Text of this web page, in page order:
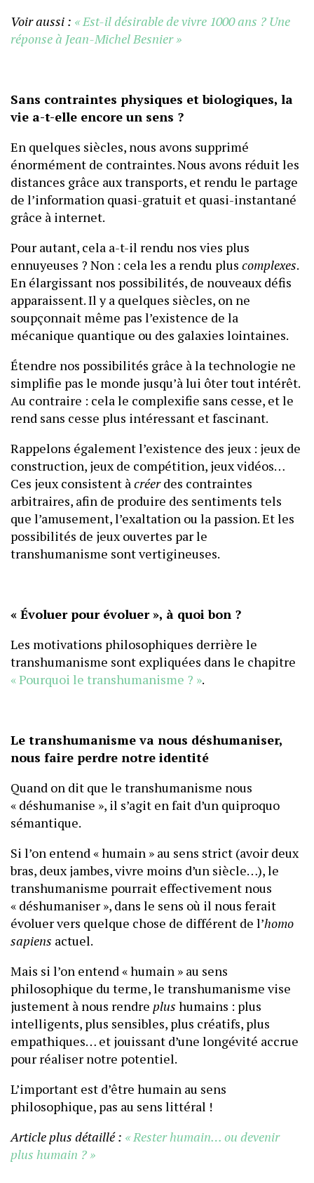
Voir aussi : « Est-il désirable de vivre 1000 ans ? Une
réponse à Jean-Michel Besnier »
Sans contraintes physiques et biologiques, la
vie a-t-elle encore un sens ?
En quelques siècles, nous avons supprimé
énormément de contraintes. Nous avons réduit les
distances grâce aux transports, et rendu le partage
de l’information quasi-gratuit et quasi-instantané
grâce à internet.
Pour autant, cela a-t-il rendu nos vies plus
ennuyeuses ? Non : cela les a rendu plus complexes.
En élargissant nos possibilités, de nouveaux défis
apparaissent. Il y a quelques siècles, on ne
soupçonnait même pas l’existence de la
mécanique quantique ou des galaxies lointaines.
Étendre nos possibilités grâce à la technologie ne
simplifie pas le monde jusqu’à lui ôter tout intérêt.
Au contraire : cela le complexifie sans cesse, et le
rend sans cesse plus intéressant et fascinant.
Rappelons également l’existence des jeux : jeux de
construction, jeux de compétition, jeux vidéos…
Ces jeux consistent àcréerdes contraintes
arbitraires, afin de produire des sentiments tels
que l’amusement, l’exaltation ou la passion. Et les
possibilités de jeux ouvertes par le
transhumanisme sont vertigineuses.
« Évoluer pour évoluer », à quoi bon ?
Les motivations philosophiques derrière le
transhumanisme sont expliquées dans le chapitre
« Pourquoi le transhumanisme ? ».
Le transhumanisme va nous déshumaniser,
nous faire perdre notre identité
Quand on dit que le transhumanisme nous
« déshumanise », il s’agit en fait d’un quiproquo
sémantique.
Si l’on entend « humain » au sens strict (avoir deux
bras, deux jambes, vivre moins d’un siècle…), le
transhumanisme pourrait effectivement nous
« déshumaniser », dans le sens où il nous ferait
évoluer vers quelque chose de différent de l’homo
sapiens actuel.
Mais si l’on entend « humain » au sens
philosophique du terme, le transhumanisme vise
justement à nous rendre plus humains : plus
intelligents, plus sensibles, plus créatifs, plus
empathiques… et jouissant d’une longévité accrue
pour réaliser notre potentiel.
L’important est d’être humain au sens
philosophique, pas au sens littéral !
Article plus détaillé : « Rester humain… ou devenir
plus humain ? »